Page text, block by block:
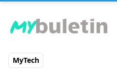
MyTech